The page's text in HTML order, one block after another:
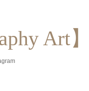
Art】